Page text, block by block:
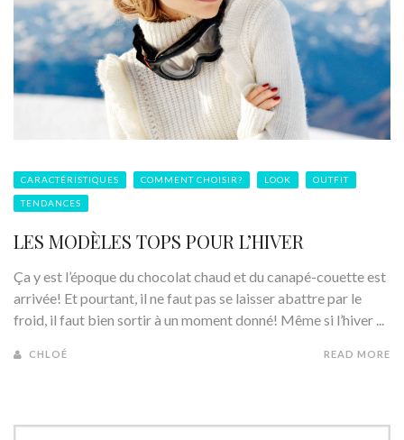
CARACTÉRISTIQUES COMMENT CHOISIR? LOOK OUTFIT
TENDANCES
LES MODÈLES TOPS POUR L’HIVER
Ça y est l’époque du chocolat chaud et du canapé-couette est
arrivée! Et pourtant, il ne faut pas se laisser abattre par le
froid, il faut bien sortir à un moment donné! Même si l’hiver ...
CHLOÉ READ MORE